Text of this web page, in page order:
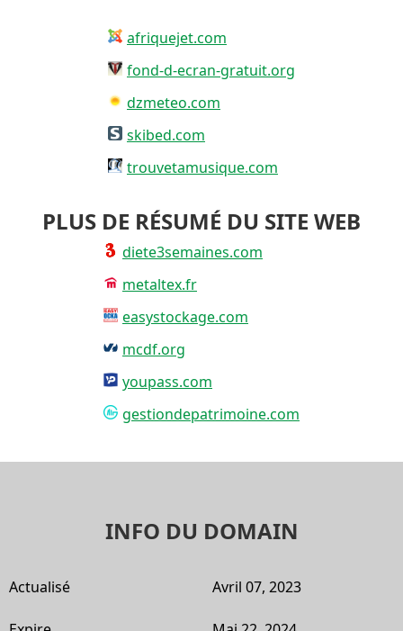
afriquejet.com
fond-d-ecran-gratuit.org
dzmeteo.com
skibed.com
trouvetamusique.com
PLUS DE RÉSUMÉ DU SITE WEB
diete3semaines.com
metaltex.fr
easystockage.com
mcdf.org
youpass.com
gestiondepatrimoine.com
INFO DU DOMAIN
Actualisé Avril 07, 2023